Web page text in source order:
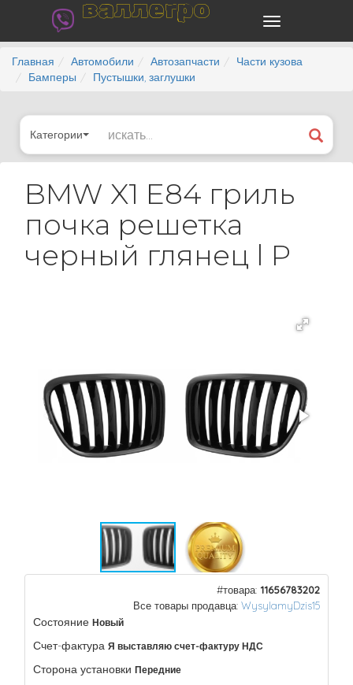
валлегро
Главная Автомобили Автозапчасти
Части кузова
Бамперы
Пустышки, заглушки
Категории
BMW X1 E84 гриль
почка решетка
черный глянец l P
#товара: 11656783202
Все товары продавца: WysylamyDzis15
Состояние Новый
Счет-фактура Я выставляю счет-фактуру НДС
Сторона установки Передние